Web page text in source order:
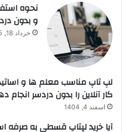
و بدون
خرداد 18, 1405
لپ تاپ مناسب معلم ها و
کار آنلاین را بدون دردسر انجام
اسفند 4, 1404
آیا خرید لپتاپ قسطی به صرفه